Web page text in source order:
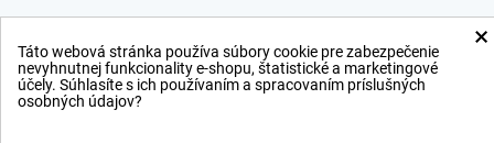
×
Táto webová stránka používa súbory cookie pre zabezpečenie
nevyhnutnej funkcionality e-shopu, štatistické a marketingové
účely. Súhlasíte s ich používaním a spracovaním príslušných
osobných údajov?